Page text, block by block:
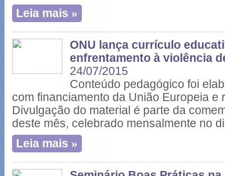
Leia mais »
ONU lança currículo
enfrentamento à violência
24/07/2015
Conteúdo pedagógico foi
com financiamento da União Europeia e
Divulgação do material é parte da
deste mês, celebrado mensalmente no
Leia mais »